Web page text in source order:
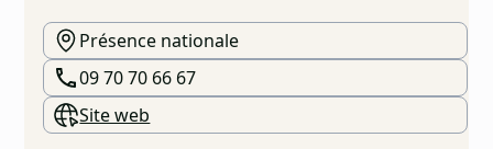
Présence nationale
09 70 70 66 67
Site web